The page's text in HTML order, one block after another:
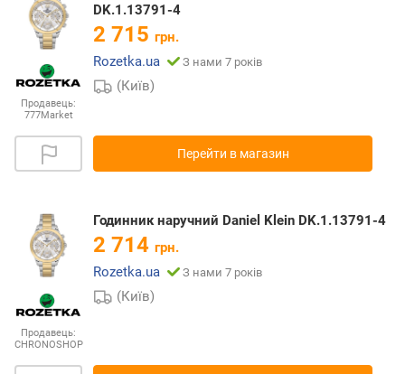
Продавець:
777Market
DK.1.13791-4
2 715 грн.
Rozetka.ua
З нами 7 років
(Київ)
Перейти в магазин
Продавець:
CHRONOSHOP
Годинник наручний Daniel Klein DK.1.13791-4
2 714 грн.
Rozetka.ua
З нами 7 років
(Київ)